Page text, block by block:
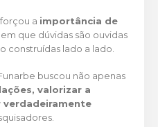
a importância de
, em que dúvidas são ouvidas
construídas lado a lado.
buscou não apenas
valorizar a
verdadeiramente